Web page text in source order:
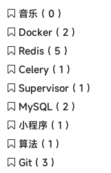
音乐 ( 0 )
Docker ( 2 )
Redis ( 5 )
Celery ( 1 )
Supervisor ( 1 )
MySQL ( 2 )
小程序 ( 1 )
算法 ( 1 )
Git ( 3 )